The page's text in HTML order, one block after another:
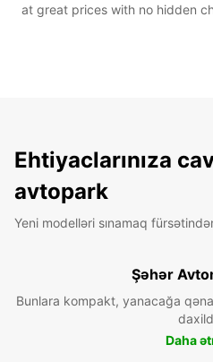
at great prices with no hidden
Ehtiyaclarınıza
avtopark
Yeni modelləri sınamaq
Şəhər
Bunlara kompakt, yanacağa
Daha